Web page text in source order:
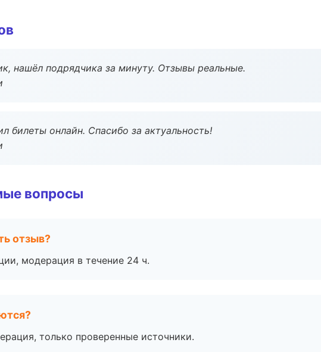
нашёл подрядчика за минуту. Отзывы реальные.
билеты онлайн. Спасибо за актуальность!
вопросы
отзыв?
модерация в течение 24 ч.
только проверенные источники.